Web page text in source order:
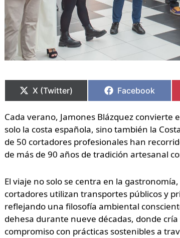
en
X (Twitter)
en
Facebook
Cada verano, Jamones Blázquez
solo la costa española, sino también la
de 50 cortadores profesionales han
de más de 90 años de tradición artesanal
El viaje no solo se centra en la
cortadores utilizan transportes públicos y
reflejando una filosofía ambiental
dehesa durante nueve décadas, donde
compromiso con prácticas sostenibles a
en
en